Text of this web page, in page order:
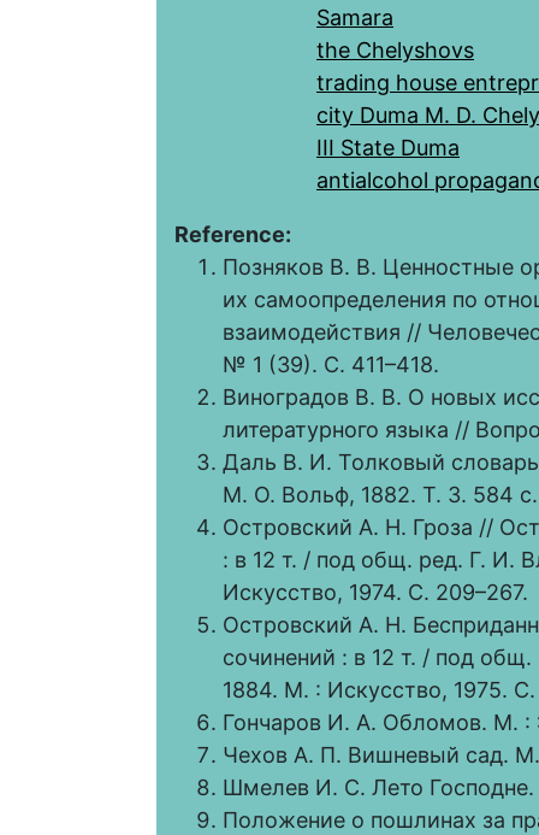
Samara
the Chelyshovs
trading house
city Duma M. D.
III State Duma
antialcohol
Reference:
Позняков В. В. Ценностные
их самоопределения по
взаимодействия //
№ 1 (39). С. 411–418.
Виноградов В. В. О новых
литературного языка //
Даль В. И. Толковый
М. О. Вольф, 1882. Т. 3. 584 с.
Островский А. Н. Гроза //
: в 12 т. / под общ. ред. Г. И.
Искусство, 1974. C. 209–267.
Островский А. Н.
сочинений : в 12 т. / под
1884. М. : Искусство, 1975.
Гончаров И. А. Обломов. М.
Чехов А. П. Вишневый сад.
Шмелев И. С. Лето
Положение о пошлинах за